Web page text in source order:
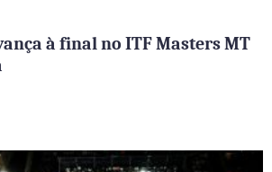
à final no ITF Masters MT